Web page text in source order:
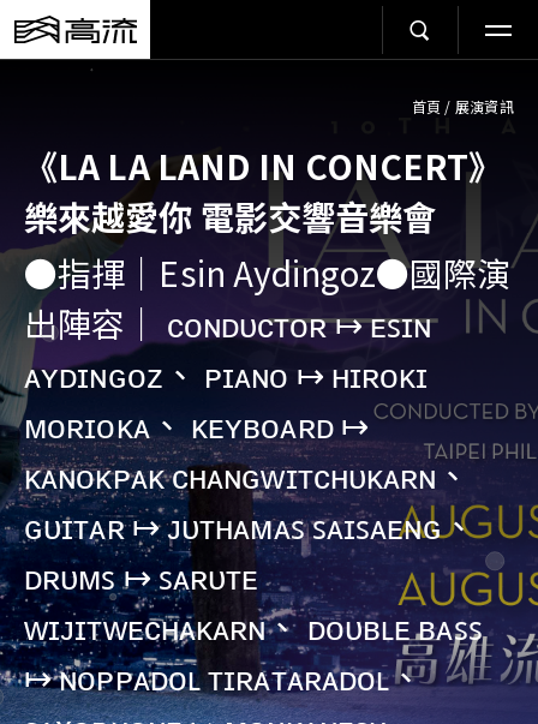
首頁 / 展演資訊
《LA LA LAND IN CONCERT》
樂來越愛你 電影交響音樂會
●指揮｜Esin Aydingoz●國際演
出陣容｜ ᴄᴏɴᴅᴜᴄᴛᴏʀ ↦ ᴇꜱɪɴ
ᴀʏᴅɪɴɢᴏᴢ、 ᴘɪᴀɴᴏ ↦ ʜɪʀᴏᴋɪ
ᴍᴏʀɪᴏᴋᴀ、 ᴋᴇʏʙᴏᴀʀᴅ ↦
ᴋᴀɴᴏᴋᴘᴀᴋ ᴄʜᴀɴɢᴡɪᴛᴄʜᴜᴋᴀʀɴ、
ɢᴜɪᴛᴀʀ ↦ ᴊᴜᴛʜᴀᴍᴀꜱ ꜱᴀɪꜱᴀᴇɴɢ、
ᴅʀᴜᴍꜱ ↦ ꜱᴀʀᴜᴛᴇ
ᴡɪᴊɪᴛᴡᴇᴄʜᴀᴋᴀʀɴ、 ᴅᴏᴜʙʟᴇ ʙᴀꜱꜱ
↦ ɴᴏᴘᴘᴀᴅᴏʟ ᴛɪʀᴀᴛᴀʀᴀᴅᴏʟ、